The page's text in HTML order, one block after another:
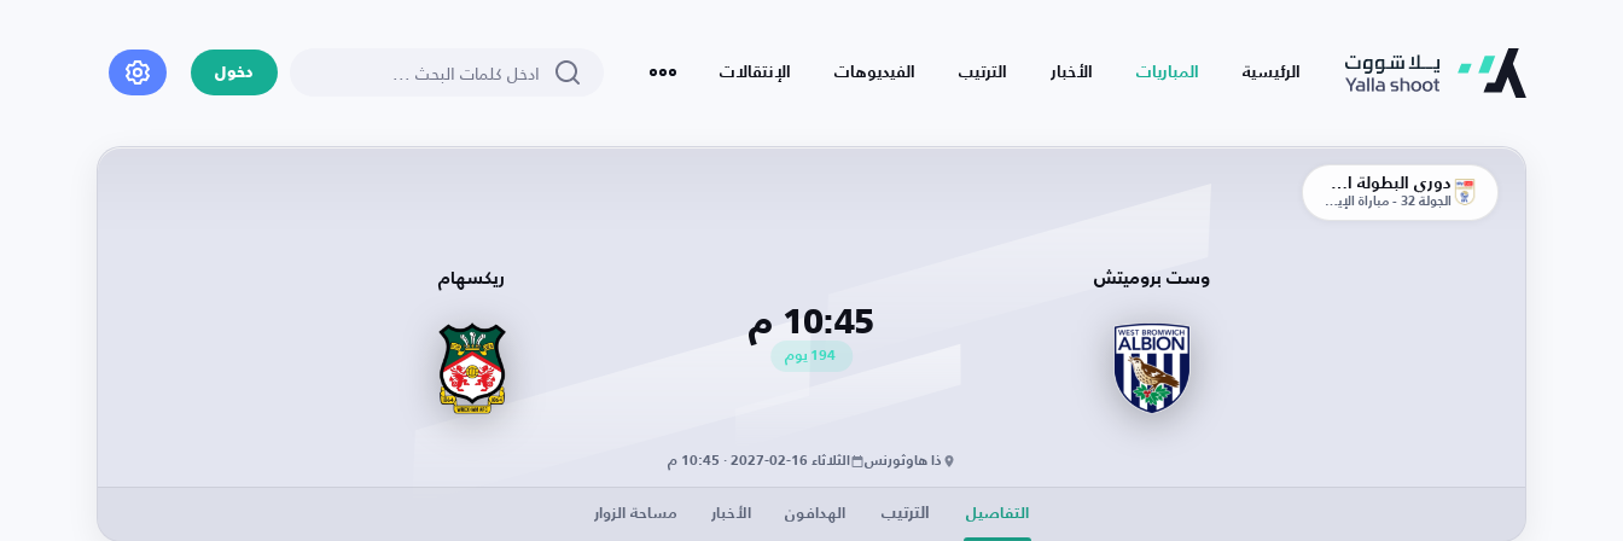
الرئيسية المباريات الأخبار الترتيب الفيديوهات الإنتقالات دخول
الجولة 32 - مباراة الإياب
وست بروميتش
10:45 م
194 يوم
ريكسهام
ذا هاوثورنس الثلاثاء 16-02-2027 · 10:45 م
التفاصيل الترتيب الهدافون الأخبار مساحة الزوار